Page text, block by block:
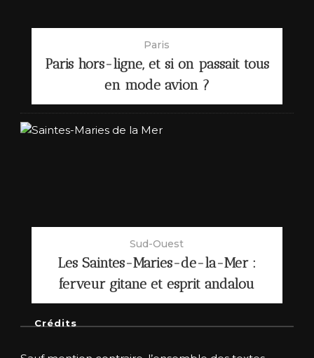
Paris
Paris hors-ligne, et si on passait tous
en mode avion ?
Sud-Ouest
Les Saintes-Maries-de-la-Mer :
ferveur gitane et esprit andalou
Crédits